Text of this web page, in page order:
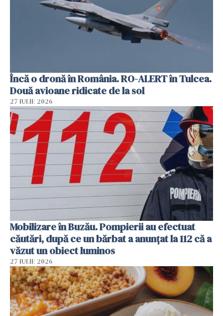
Încă o dronă în România. RO-ALERT în Tulcea.
Două avioane ridicate de la sol
27 IULIE 2026
Mobilizare în Buzău. Pompierii au efectuat
căutări, după ce un bărbat a anunțat la 112 că a
văzut un obiect luminos
27 IULIE 2026